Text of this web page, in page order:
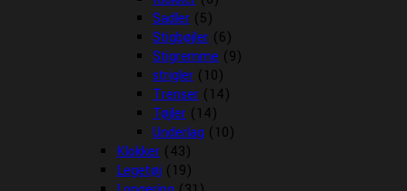
Sadler (5)
Stigbøjler (6)
Stigremme (9)
strigler (10)
Trenser (14)
Tøjler (14)
Underlag (10)
Klokker (43)
Legetøj (19)